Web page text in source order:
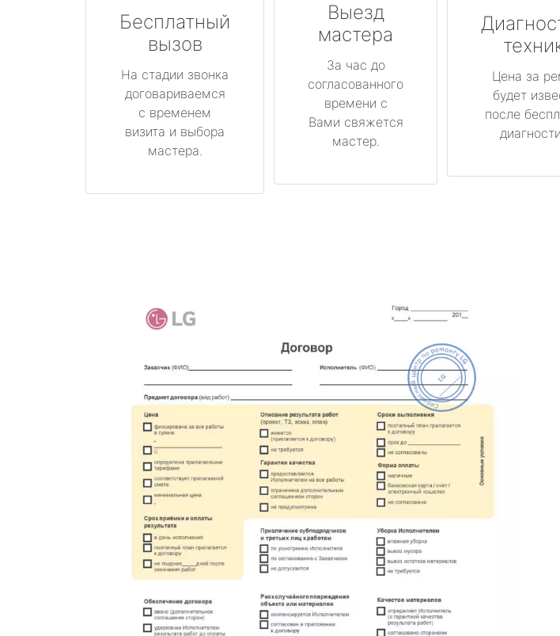
Бесплатный
вызов
На стадии звонка
договариваемся
с временем
визита и выбора
мастера.
Выезд
мастера
За час до
согласованного
времени с
Вами свяжется
мастер.
Цена за
будет
после